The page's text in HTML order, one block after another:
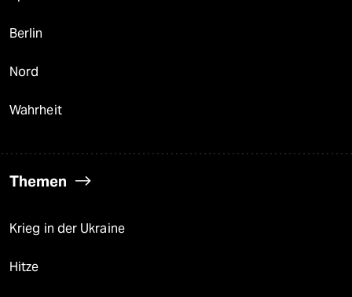
Berlin
Nord
Wahrheit
Themen
Krieg in der Ukraine
Hitze